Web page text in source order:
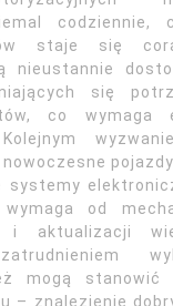
codziennie,
staje się
nieustannie
się
co wymaga
Kolejnym
systemy
od
i aktualizacji
mogą stanowić
– znalezienie